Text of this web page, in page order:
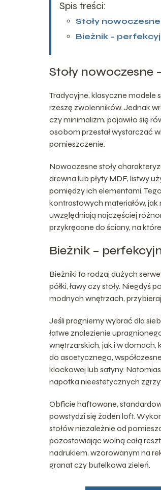
Spis treści:
Stoły
Bieżnik –
Stoły nowoczesne
Tradycyjne, klasyczne modele
rzeszę zwolenników. Jednak
czy minimalizm, pojawiło się
osobom przestał wystarczać
pomieszczenie.
Nowoczesne stoły
drewna lub płyty MDF, listwy
pomiędzy ich elementami.
kontrastowych materiałów, jak
uwzględniają najczęściej
przykręcane do ściany, na
Bieżnik –
Bieżniki to rodzaj dużych
półki, ławy czy stoły.
modnych wnętrzach,
Jeśli pragniemy wybrać dla
łatwe znalezienie
wnętrzarskich, jak i w
do ascetycznego,
klockowej lub satyny.
napotka nieestetycznych
Obficie haftowane,
powstydzi się żaden loft.
stołów niezależnie od
pozostawiając wolną całą
nadrukiem, wzorowanym na
granat czy butelkowa zieleń.